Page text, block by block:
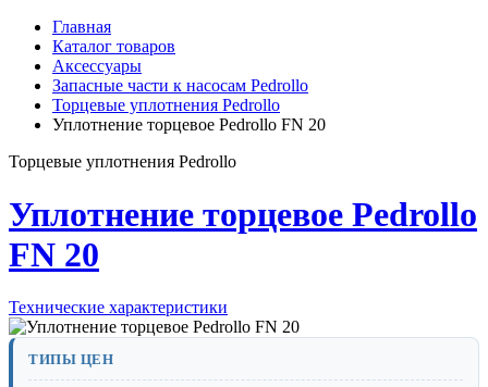
Главная
Каталог товаров
Аксессуары
Запасные части к насосам Pedrollo
Торцевые уплотнения Pedrollo
Уплотнение торцевое Pedrollo FN 20
Торцевые уплотнения Pedrollo
Уплотнение торцевое Pedrollo
FN 20
Технические характеристики
ТИПЫ ЦЕН